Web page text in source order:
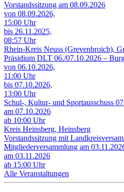
Vorstandssitzung am 08.09.2026
von 08.09.2026,
15:00 Uhr
bis 26.11.2025,
08:57 Uhr
Rhein-Kreis Neuss (Grevenbroich),
Präsidium DLT 06./07.10.2026 –
von 06.10.2026,
11:00 Uhr
bis 07.10.2026,
13:00 Uhr
Schul-, Kultur- und Sportausschuss
am 07.10.2026
ab 10:00 Uhr
Kreis Heinsberg, Heinsberg
Vorstandssitzung mit
Mitgliederversammlung am
am 03.11.2026
ab 15:00 Uhr
Alle Veranstaltungen